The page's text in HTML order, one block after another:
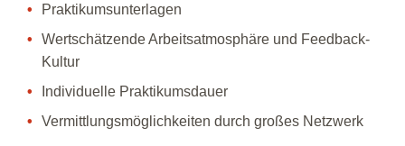
Praktikumsunterlagen
Wertschätzende Arbeitsatmosphäre und Feedback-
Kultur
Individuelle Praktikumsdauer
Vermittlungsmöglichkeiten durch großes Netzwerk